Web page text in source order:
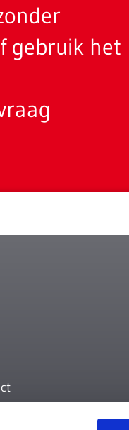
gebruik het